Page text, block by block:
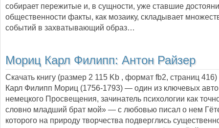
собирает пережитые и, в сущности, уже ставшие
общественности факты, как мозаику, складывает
событий в захватывающий образ…
Мориц Карл Филипп: Антон Райзер
Скачать книгу (размер 2 115 Kb , формат fb2, страниц 416)
Карл Филипп Мориц (1756-1793) — один из ключевых
немецкого Просвещения, зачинатель психологии как
словно младший брат мой» — с любовью писал о нем
которого на природу творчества подверглись